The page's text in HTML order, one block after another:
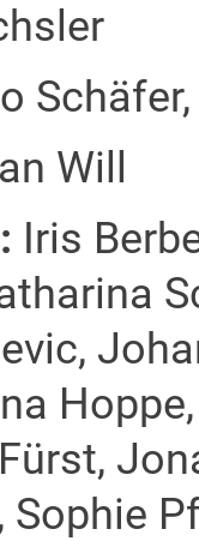
Will
Iris
Sophie